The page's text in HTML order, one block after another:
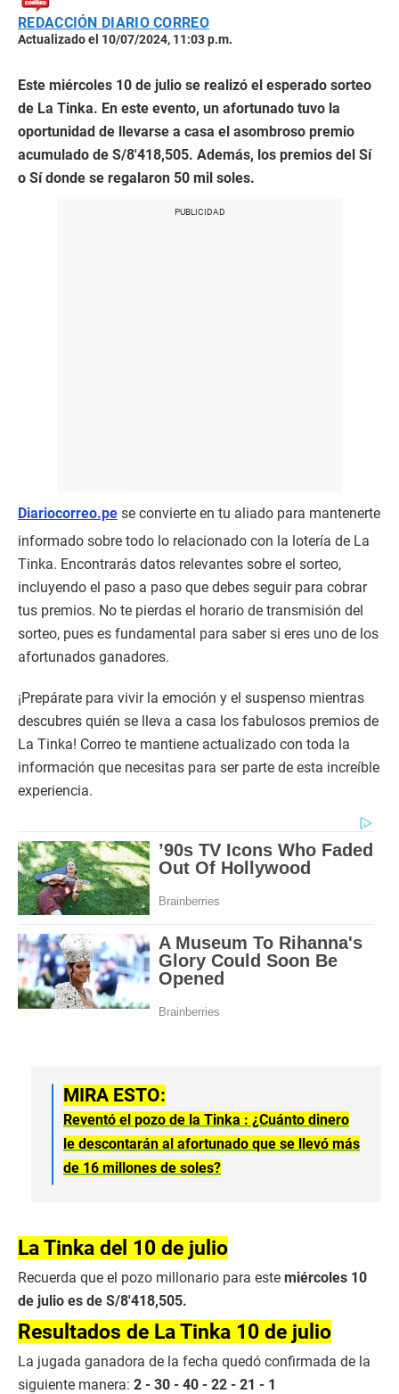
REDACCIÓN DIARIO CORREO
Actualizado el 10/07/2024, 11:03 p.m.
Este miércoles 10 de julio se realizó el esperado sorteo
de La Tinka. En este evento, un afortunado tuvo la
oportunidad de llevarse a casa el asombroso premio
acumulado de S/8′418,505. Además, los premios del Sí
o Sí donde se regalaron 50 mil soles.
Diariocorreo.pe se convierte en tu aliado para mantenerte
informado sobre todo lo relacionado con la lotería de La
Tinka. Encontrarás datos relevantes sobre el sorteo,
incluyendo el paso a paso que debes seguir para cobrar
tus premios. No te pierdas el horario de transmisión del
sorteo, pues es fundamental para saber si eres uno de los
afortunados ganadores.
¡Prepárate para vivir la emoción y el suspenso mientras
descubres quién se lleva a casa los fabulosos premios de
La Tinka! Correo te mantiene actualizado con toda la
información que necesitas para ser parte de esta increíble
experiencia.
MIRA ESTO:
Reventó el pozo de la Tinka : ¿Cuánto dinero
le descontarán al afortunado que se llevó más
de 16 millones de soles?
La Tinka del 10 de julio
Recuerda que el pozo millonario para este miércoles 10
de julio es de S/8′418,505.
Resultados de La Tinka 10 de julio
La jugada ganadora de la fecha quedó confirmada de la
siguiente manera: 2 - 30 - 40 - 22 - 21 - 1